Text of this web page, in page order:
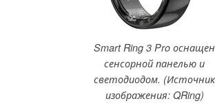
Smart Ring 3 Pro оснащен
сенсорной панелью и
светодиодом. (Источник
изображения: QRing)